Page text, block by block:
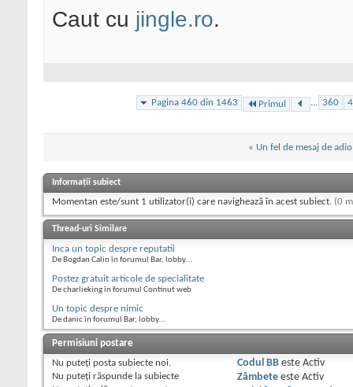
Caut cu jingle.ro.
Pagina 460 din 1463 Primul ... 360
« Un fel de mesaj de adio
Informații subiect
Momentan este/sunt 1 utilizator(i) care navighează în acest subiect. (0
Thread-uri Similare
Inca un topic despre reputatii
De Bogdan Calin în forumul Bar, lobby...
Postez gratuit articole de specialitate
De charlieking în forumul Continut web
Un topic despre nimic
De danic în forumul Bar, lobby...
Permisiuni postare
Nu puteţi posta subiecte noi.
Nu puteţi răspunde la subiecte
Codul BBeste Activ
Zâmbeteeste Activ